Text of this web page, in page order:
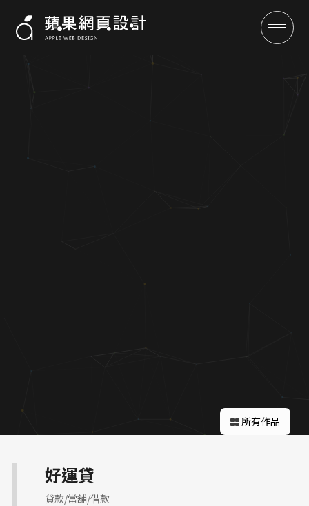
好運貸-蘋果網頁設計-客製化設
所有作品
好運貸
貸款/當舖/借款